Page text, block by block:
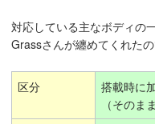
対応している主なボディの
Grassさんが纏めてくれたの
区分
搭載時に
（そのま